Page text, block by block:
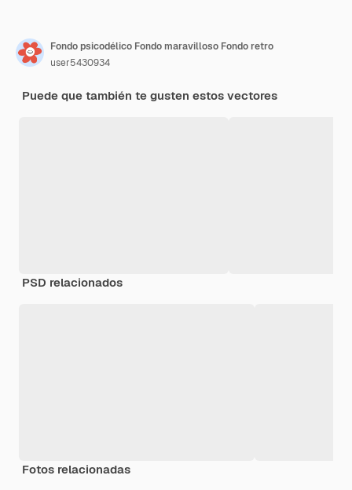
Fondo psicodélico Fondo maravilloso Fondo retro
user5430934
Puede que también te gusten estos vectores
PSD relacionados
Fotos relacionadas